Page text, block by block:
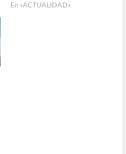
En «ACTUALIDAD»